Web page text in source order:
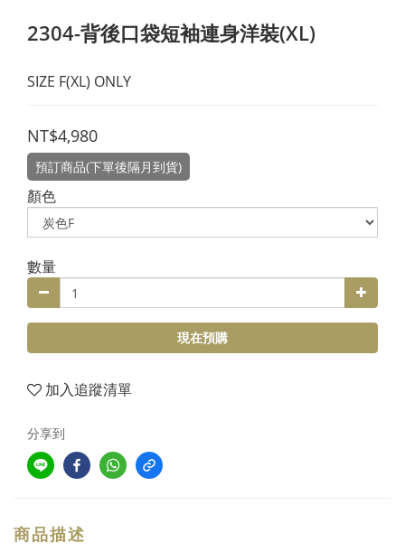
2304-背後口袋短袖連身洋裝(XL)
SIZE F(XL) ONLY
NT$4,980
預訂商品(下單後隔月到貨)
顏色
數量
現在預購
加入追蹤清單
分享到
商品描述